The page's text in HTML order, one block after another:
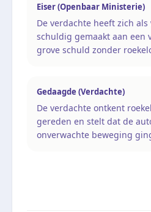
Eiser (Openbaar Ministerie)
De verdachte heeft zich
schuldig gemaakt aan een
grove schuld zonder
Gedaagde (Verdachte)
De verdachte ontkent
gereden en stelt dat de
onverwachte beweging